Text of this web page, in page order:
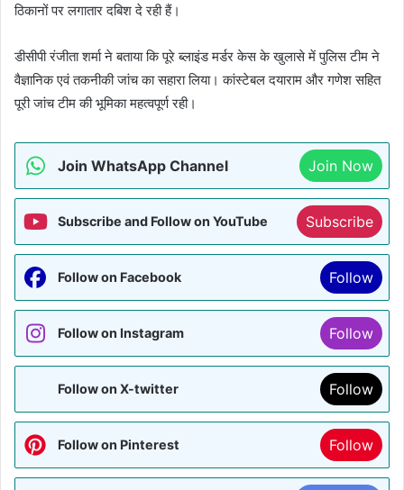
ठिकानों पर लगातार दबिश दे रही हैं।
डीसीपी रंजीता शर्मा ने बताया कि पूरे ब्लाइंड मर्डर केस के खुलासे में पुलिस टीम ने
वैज्ञानिक एवं तकनीकी जांच का सहारा लिया। कांस्टेबल दयाराम और गणेश सहित
पूरी जांच टीम की भूमिका महत्वपूर्ण रही।
Join WhatsApp Channel Join Now
Subscribe and Follow on YouTube Subscribe
Follow on Facebook Follow
Follow on Instagram Follow
Follow on X-twitter Follow
Follow on Pinterest Follow